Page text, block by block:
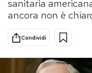
Scienza
Cultura
Economia
sanitaria
ancora non è
Condividi